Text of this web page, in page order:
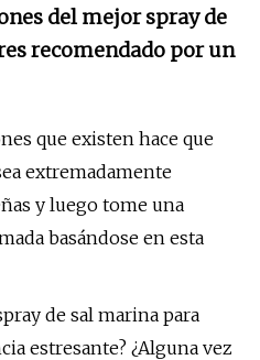
del mejor spray de
recomendado por un
que existen hace que
extremadamente
y luego tome una
basándose en esta
de sal marina para
estresante? ¿Alguna vez